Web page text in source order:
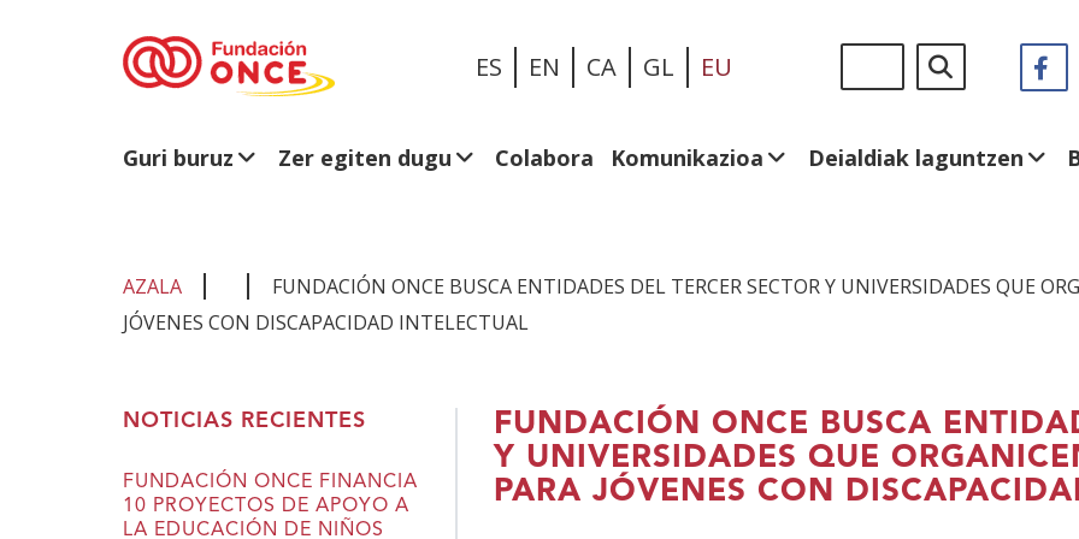
ES EN CA GL EU
en:
Guri buruz Zer egiten dugu Colabora Komunikazioa Deialdiak laguntzen
AZALA
FUNDACIÓN ONCE BUSCA ENTIDADES DEL TERCER SECTOR Y UNIVERSIDADES QUE
JÓVENES CON DISCAPACIDAD INTELECTUAL
FUNDACIÓN ONCE BUSCA
Y UNIVERSIDADES QUE
PARA JÓVENES CON
NOTICIAS RECIENTES
FUNDACIÓN ONCE FINANCIA
10 PROYECTOS DE APOYO A
LA EDUCACIÓN DE NIÑOS